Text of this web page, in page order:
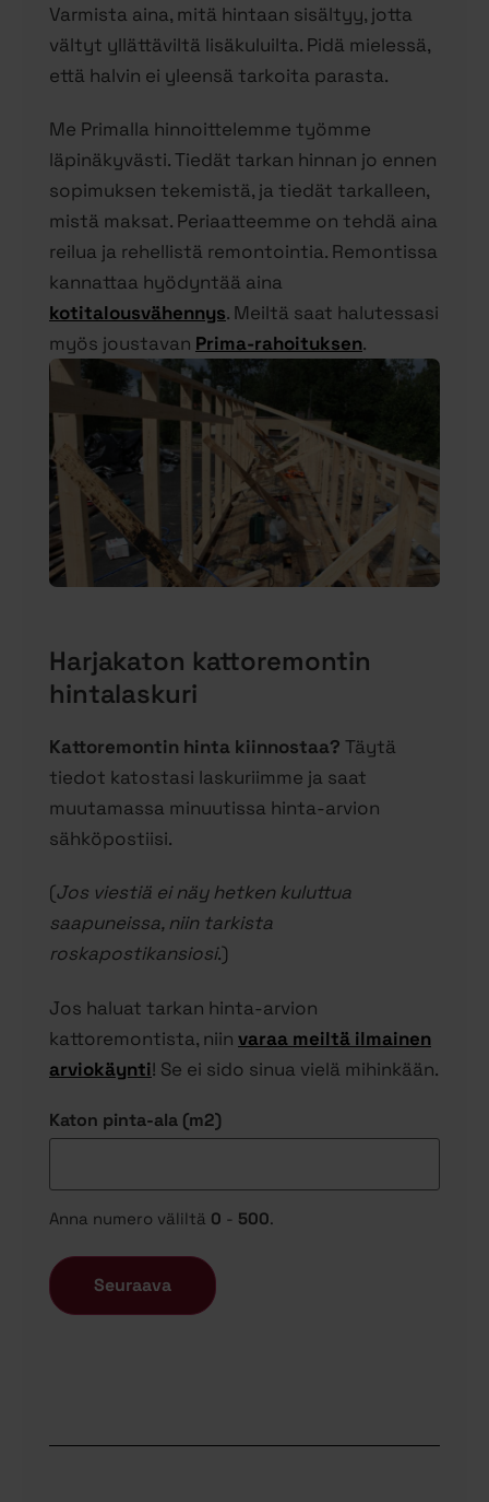
Varmista aina, mitä hintaan sisältyy, jotta
vältyt yllättäviltä lisäkuluilta. Pidä mielessä,
että halvin ei yleensä tarkoita parasta.
Me Primalla hinnoittelemme työmme
läpinäkyvästi. Tiedät tarkan hinnan jo ennen
sopimuksen tekemistä, ja tiedät tarkalleen,
mistä maksat. Periaatteemme on tehdä aina
reilua ja rehellistä remontointia. Remontissa
kannattaa hyödyntää aina
kotitalousvähennys. Meiltä saat halutessasi
myös joustavan Prima-rahoituksen.
Harjakaton kattoremontin
hintalaskuri
Kattoremontin hinta kiinnostaa? Täytä
tiedot katostasi laskuriimme ja saat
muutamassa minuutissa hinta-arvion
sähköpostiisi.
(Jos viestiä ei näy hetken kuluttua
saapuneissa, niin tarkista
roskapostikansiosi.)
Jos haluat tarkan hinta-arvion
kattoremontista, niin varaa meiltä ilmainen
arviokäynti! Se ei sido sinua vielä mihinkään.
Katon pinta-ala (m2)
Anna numero väliltä 0 - 500.